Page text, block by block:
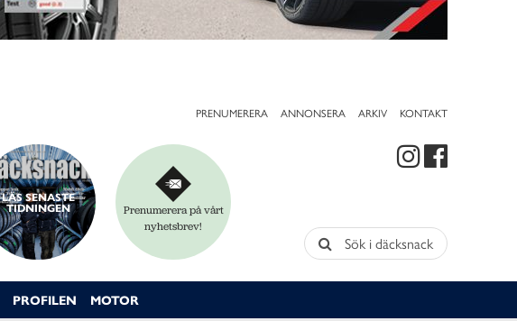
PRENUMERERA ANNONSERA ARKIV KONTAKT
LÄS SENASTE
TIDNINGEN
Prenumerera på vårt
nyhetsbrev!
Sök i däcksnack
PROFILEN MOTOR